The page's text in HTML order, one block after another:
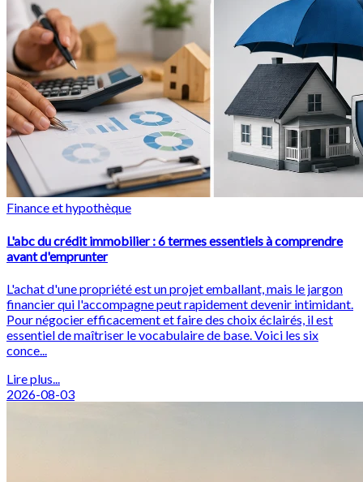
Finance et hypothèque
L'abc du crédit immobilier : 6 termes essentiels à comprendre
avant d'emprunter
L'achat d'une propriété est un projet emballant, mais le jargon
financier qui l'accompagne peut rapidement devenir intimidant.
Pour négocier efficacement et faire des choix éclairés, il est
essentiel de maîtriser le vocabulaire de base. Voici les six
conce...
Lire plus...
2026-08-03